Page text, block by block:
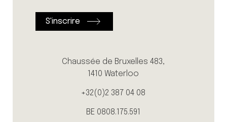
Chaussée de Bruxelles 483,
1410 Waterloo
+32(0)2 387 04 08
BE 0808.175.591